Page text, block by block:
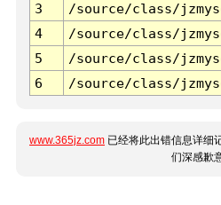
3 /source/class/
4
/source/class/
5
/source/class/
6
/source/class/
www.365jz.com 已经将此出错信息详细
们深感歉